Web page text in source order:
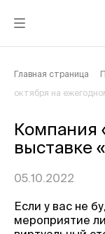
Главная страница
октября на
Компания
выставке
05.10.2022
Если у вас не
мероприятие